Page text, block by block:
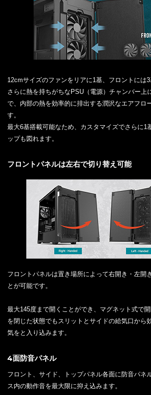
12cmサイズのファンをリアに1基、フロントには3
さらに熱を持ちがちなPSU（電源）チャンバー上
で、内部の熱を効率的に排出する潤沢なエアフロ
す。
最大6基搭載可能なため、カスタマイズでさらに1
ップも図れます。
フロントパネルは左右で切り替え可能
フロントパネルは置き場所によって右開き・左開
とが可能です。
最大145度まで開くことができ、マグネット式で
を閉じた状態でもスリットとサイドの給気口から
気をと入り込みます。
4面防音パネル
フロント、サイド、トップパネル各面に防音パネ
ス内の動作音を最大限に抑え込みます。